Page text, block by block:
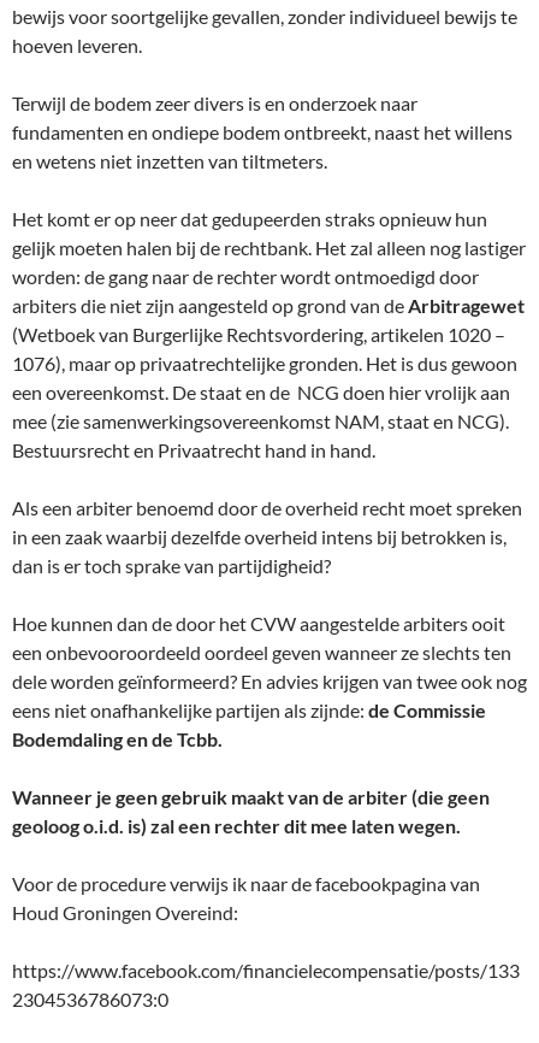
bewijs voor soortgelijke gevallen, zonder individueel bewijs te
hoeven leveren.
Terwijl de bodem zeer divers is en onderzoek naar
fundamenten en ondiepe bodem ontbreekt, naast het willens
en wetens niet inzetten van tiltmeters.
Het komt er op neer dat gedupeerden straks opnieuw hun
gelijk moeten halen bij de rechtbank. Het zal alleen nog lastiger
worden: de gang naar de rechter wordt ontmoedigd door
arbiters die niet zijn aangesteld op grond van deArbitragewet
(Wetboek van Burgerlijke Rechtsvordering, artikelen 1020 –
1076), maar op privaatrechtelijke gronden. Het is dus gewoon
een overeenkomst. De staat en de NCG doen hier vrolijk aan
mee (zie samenwerkingsovereenkomst NAM, staat en NCG).
Bestuursrecht en Privaatrecht hand in hand.
Als een arbiter benoemd door de overheid recht moet spreken
in een zaak waarbij dezelfde overheid intens bij betrokken is,
dan is er toch sprake van partijdigheid?
Hoe kunnen dan de door het CVW aangestelde arbiters ooit
een onbevooroordeeld oordeel geven wanneer ze slechts ten
dele worden geïnformeerd? En advies krijgen van twee ook nog
eens niet onafhankelijke partijen als zijnde: de Commissie
Bodemdaling ende Tcbb.
Wanneer je geen gebruik maakt van de arbiter (die geen
geoloog o.i.d. is) zal een rechter dit mee laten wegen.
Voor de procedure verwijs ik naar de facebookpagina van
Houd Groningen Overeind:
https://www.facebook.com/financielecompensatie/posts/133
2304536786073:0